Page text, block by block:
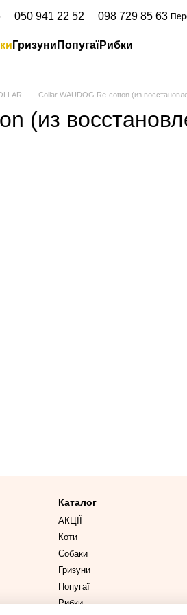
050 941 22 52 098 729 85 63
Гризуни ПопугаїРибки
Collar WAUDOG Re-cotton (из
(из
Каталог
АКЦІЇ
Коти
Собаки
Гризуни
Попугаї
Рибки